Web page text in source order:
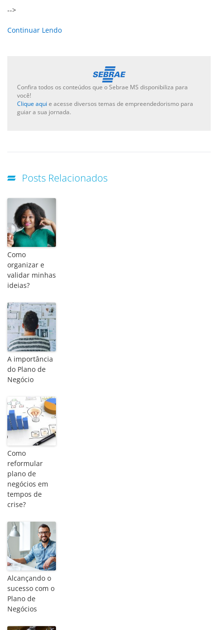
-->
Continuar Lendo
Confira todos os conteúdos que o Sebrae MS disponibiliza para
você!
Clique aqui e acesse diversos temas de empreendedorismo para
guiar a sua jornada.
Posts Relacionados
Como
organizar e
validar minhas
ideias?
A importância
do Plano de
Negócio
Como
reformular
plano de
negócios em
tempos de
crise?
Alcançando o
sucesso com o
Plano de
Negócios